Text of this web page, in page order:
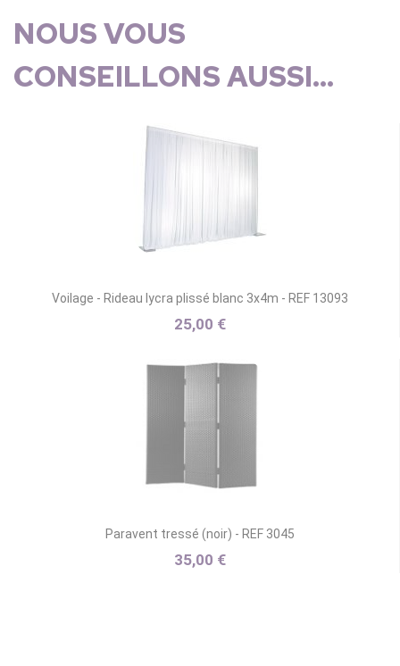
NOUS VOUS
CONSEILLONS AUSSI...
Voilage - Rideau lycra plissé blanc 3x4m - REF 13093
25,00 €
Paravent tressé (noir) - REF 3045
35,00 €